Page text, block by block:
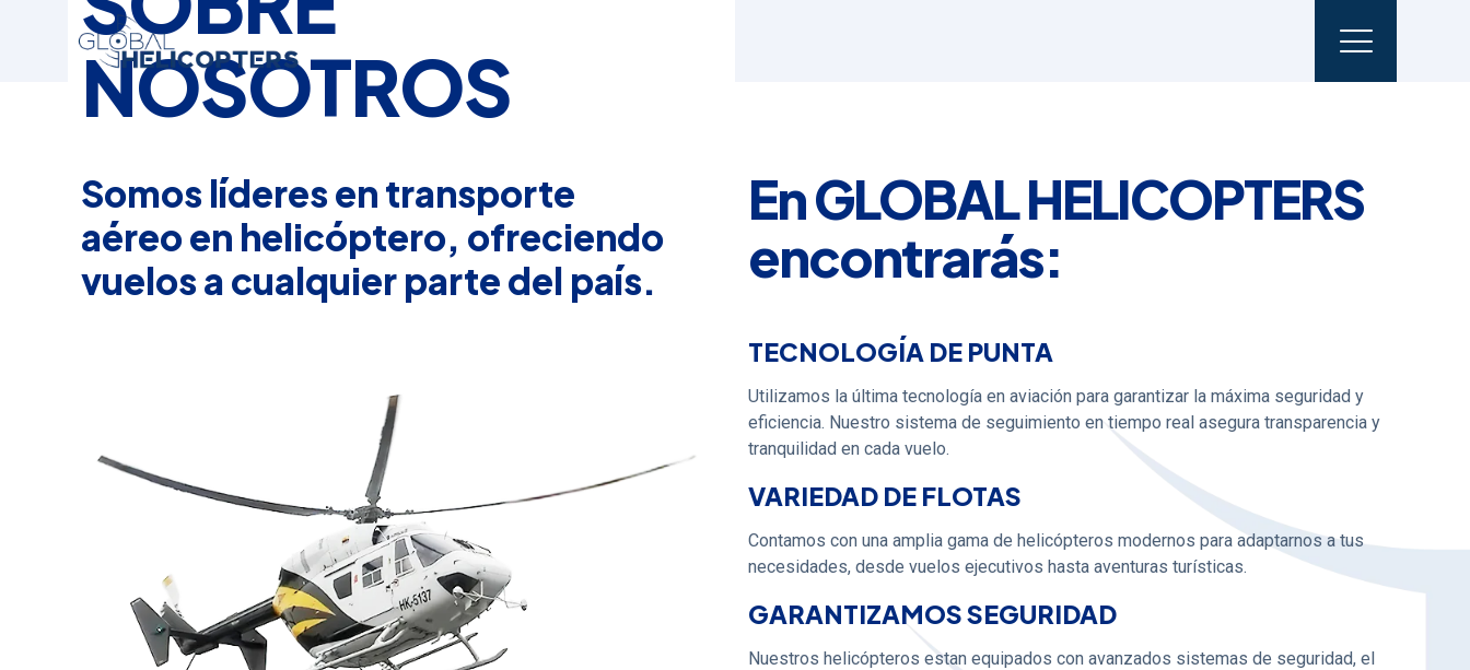
NOSOTROS
Somos líderes en transporte
aéreo en helicóptero, ofreciendo
vuelos a cualquier parte del país.
En GLOBAL HELICOPTERS
encontrarás:
TECNOLOGÍA DE PUNTA
Utilizamos la última tecnología en aviación para garantizar la máxima seguridad y
eficiencia. Nuestro sistema de seguimiento en tiempo real asegura transparencia y
tranquilidad en cada vuelo.
VARIEDAD DE FLOTAS
Contamos con una amplia gama de helicópteros modernos para adaptarnos a tus
necesidades, desde vuelos ejecutivos hasta aventuras turísticas.
GARANTIZAMOS SEGURIDAD
Nuestros helicópteros estan equipados con avanzados sistemas de seguridad, el